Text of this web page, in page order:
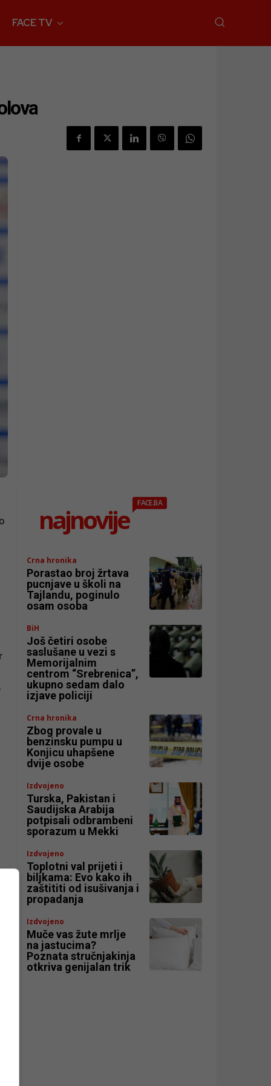
FACE TV
najnovije
FACE.BA
Crna hronika
Porastao broj žrtava
pucnjave u školi na
Tajlandu, poginulo
osam osoba
BiH
Još četiri osobe
saslušane u vezi s
Memorijalnim
centrom “Srebrenica”,
ukupno sedam dalo
izjave policiji
Crna hronika
Zbog provale u
benzinsku pumpu u
Konjicu uhapšene
dvije osobe
Izdvojeno
Turska, Pakistan i
Saudijska Arabija
potpisali odbrambeni
sporazum u Mekki
Izdvojeno
Toplotni val prijeti i
biljkama: Evo kako ih
zaštititi od isušivanja i
propadanja
Izdvojeno
Muče vas žute mrlje
na jastucima?
Poznata stručnjakinja
otkriva genijalan trik